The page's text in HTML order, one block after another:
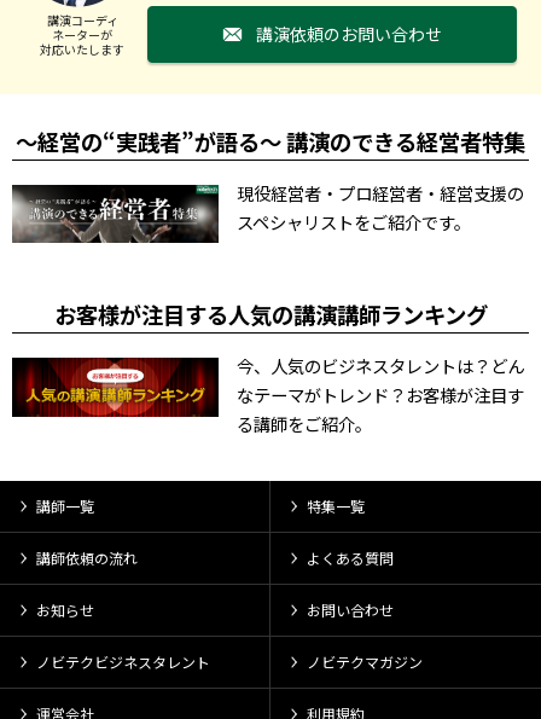
講演コーディ
ネーターが
対応いたします
講演依頼のお問い合わせ
～経営の“実践者”が語る～ 講演のできる経営者特集
現役経営者・プロ経営者・経営支援の
スペシャリストをご紹介です。
お客様が注目する人気の講演講師ランキング
今、人気のビジネスタレントは？どん
なテーマがトレンド？お客様が注目す
る講師をご紹介。
講師一覧 特集一覧
講師依頼の流れ よくある質問
お知らせ お問い合わせ
ノビテクビジネスタレント ノビテクマガジン
運営会社 利用規約